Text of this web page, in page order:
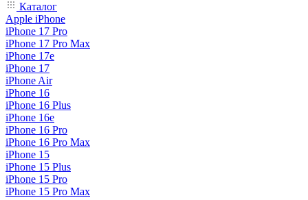
Каталог
Apple iPhone
iPhone 17 Pro
iPhone 17 Pro Max
iPhone 17e
iPhone 17
iPhone Air
iPhone 16
iPhone 16 Plus
iPhone 16e
iPhone 16 Pro
iPhone 16 Pro Max
iPhone 15
iPhone 15 Plus
iPhone 15 Pro
iPhone 15 Pro Max